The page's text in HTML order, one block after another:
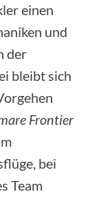
einen
und
der
bleibt sich
Frontier
bei
Team